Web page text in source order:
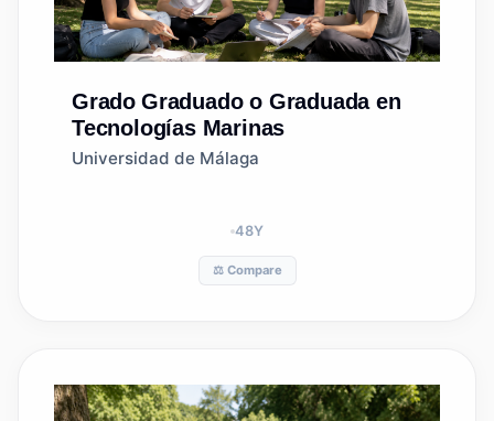
Grado Graduado o Graduada en
Tecnologías Marinas
Universidad de Málaga
48Y
⚖️ Compare